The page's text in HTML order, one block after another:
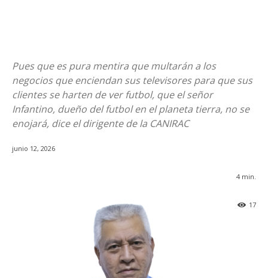
Pues que es pura mentira que multarán a los
negocios que enciendan sus televisores para que sus
clientes se harten de ver futbol, que el señor
Infantino, dueño del futbol en el planeta tierra, no se
enojará, dice el dirigente de la CANIRAC
junio 12, 2026
4 min.
17